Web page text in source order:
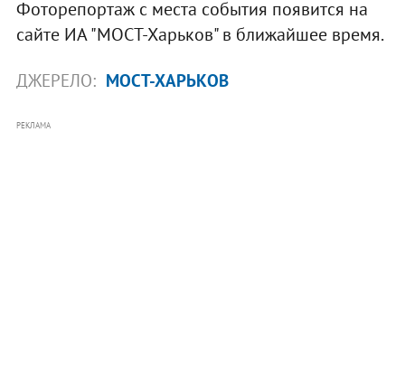
Фоторепортаж с места события появится на
сайте ИА "МОСТ-Харьков" в ближайшее время.
ДЖЕРЕЛО: МОСТ-ХАРЬКОВ
РЕКЛАМА